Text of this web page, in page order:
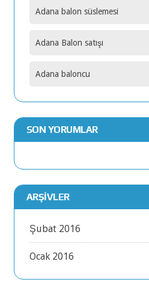
Adana balon süslemesi
Adana Balon satışı
Adana baloncu
SON YORUMLAR
ARŞIVLER
Şubat 2016
Ocak 2016